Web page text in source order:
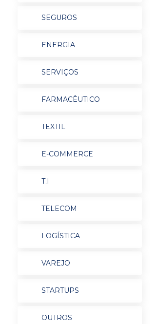
SEGUROS
ENERGIA
SERVIÇOS
FARMACÊUTICO
TEXTIL
E-COMMERCE
T.I
TELECOM
LOGÍSTICA
VAREJO
STARTUPS
OUTROS